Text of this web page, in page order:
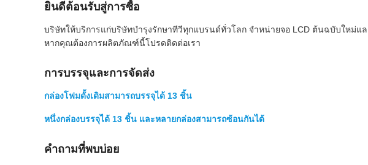
ยินดีต้อนรับสู่การซื้อ
บริษัทให้บริการแก่บริษัทบำรุงรักษาทีวีทุกแบรนด์ทั่วโลก จำหน่ายจอ LCD ต้นฉบับใหม่
หากคุณต้องการผลิตภัณฑ์นี้โปรดติดต่อเรา
การบรรจุและการจัดส่ง
กล่องโฟมดั้งเดิมสามารถบรรจุได้ 13 ชิ้น
หนึ่งกล่องบรรจุได้ 13 ชิ้น และหลายกล่องสามารถซ้อนกันได้
คำถามที่พบบ่อย